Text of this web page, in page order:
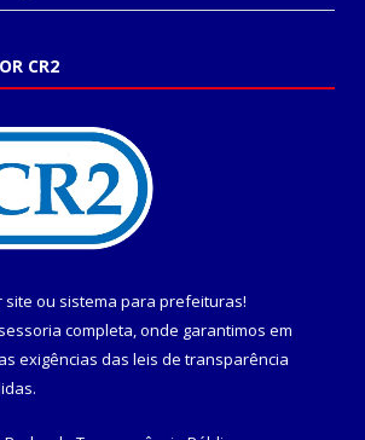
CR2
site ou sistema para prefeituras!
completa, onde garantimos em
exigências das leis de transparência